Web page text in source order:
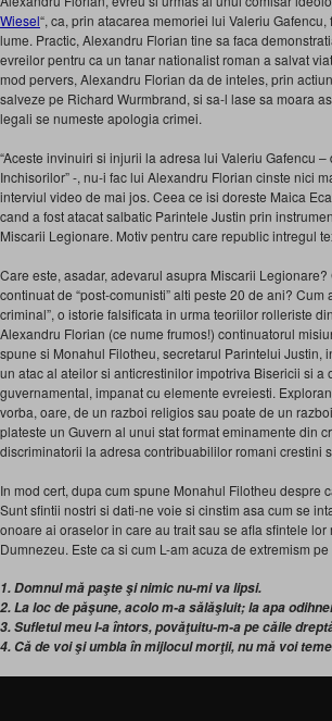
Wiesel“, ca, prin atacarea memoriei lui Valeriu
lume. Practic, Alexandru Florian tine sa faca
evreilor pentru ca un tanar nationalist roman a salvat
mod pervers, Alexandru Florian da de inteles, prin
salveze pe Richard Wurmbrand, si sa-l lase sa moara
legali se numeste apologia crimei.
“Aceste invinuiri si injurii la adresa lui Valeriu Gafencu
Inchisorilor” -, nu-i fac lui Alexandru Florian cinste nici
interviul video de mai jos. Ceea ce isi doreste Maica
cand a fost atacat salbatic Parintele Justin prin
Miscarii Legionare. Motiv pentru care republic intregul
Care este, asadar, adevarul asupra Miscarii
continuat de “post-comunisti” alti peste 20 de ani?
criminal”, o istorie falsificata in urma teoriilor rolleriste
Alexandru Florian (ce nume frumos!) continuatorul
spune si Monahul Filotheu, secretarul Parintelui Justin,
un atac al ateilor si anticrestinilor impotriva Bisericii si
guvernamental, impanat cu elemente evreiesti.
vorba, oare, de un razboi religios sau poate de un
plateste un Guvern al unui stat format eminamente din
discriminatorii la adresa contribuabililor romani crestini
In mod cert, dupa cum spune Monahul Filotheu despre
Sunt sfintii nostri si dati-ne voie si cinstim asa cum se
onoare ai oraselor in care au trait sau se afla sfintele
Dumnezeu. Este ca si cum L-am acuza de extremism pe
1. Domnul mă paşte şi nimic nu-mi va lipsi.
2. La loc de păşune, acolo m-a sălăşluit; la apa
3. Sufletul meu l-a întors, povăţuitu-m-a pe căile
4. Că de voi şi umbla în mijlocul morţii, nu mă voi